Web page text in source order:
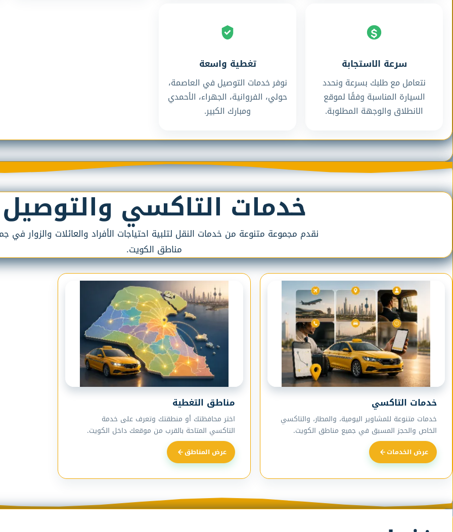
سرعة الاستجابة
نتعامل مع طلبك بسرعة ونحدد
السيارة المناسبة وفقًا لموقع
الانطلاق والوجهة المطلوبة.
تغطية واسعة
نوفر خدمات التوصيل في العاصمة،
حولي، الفروانية، الجهراء، الأحمدي
ومبارك الكبير.
خدمات التاكسي والتوصيل
نقدم مجموعة متنوعة من خدمات النقل لتلبية احتياجات الأفراد والعائلات والزوار في
مناطق الكويت.
خدمات التاكسي
خدمات متنوعة للمشاوير اليومية، والمطار، والتاكسي
الخاص والحجز المسبق في جميع مناطق الكويت.
عرض الخدمات
مناطق التغطية
اختر محافظتك أو منطقتك وتعرف على خدمة
التاكسي المتاحة بالقرب من موقعك داخل الكويت.
عرض المناطق